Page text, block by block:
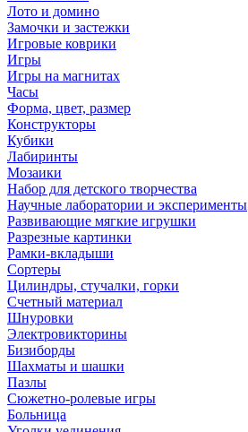
Лото и домино
Замочки и застежки
Игровые коврики
Игры
Игры на магнитах
Часы
Форма, цвет, размер
Конструкторы
Кубики
Лабиринты
Мозаики
Набор для детского творчества
Научные лаборатории и эксперименты
Развивающие мягкие игрушки
Разрезные картинки
Рамки-вкладыши
Сортеры
Цилиндры, стучалки, горки
Счетный материал
Шнуровки
Электровикторины
Бизиборды
Шахматы и шашки
Пазлы
Сюжетно-ролевые игры
Больница